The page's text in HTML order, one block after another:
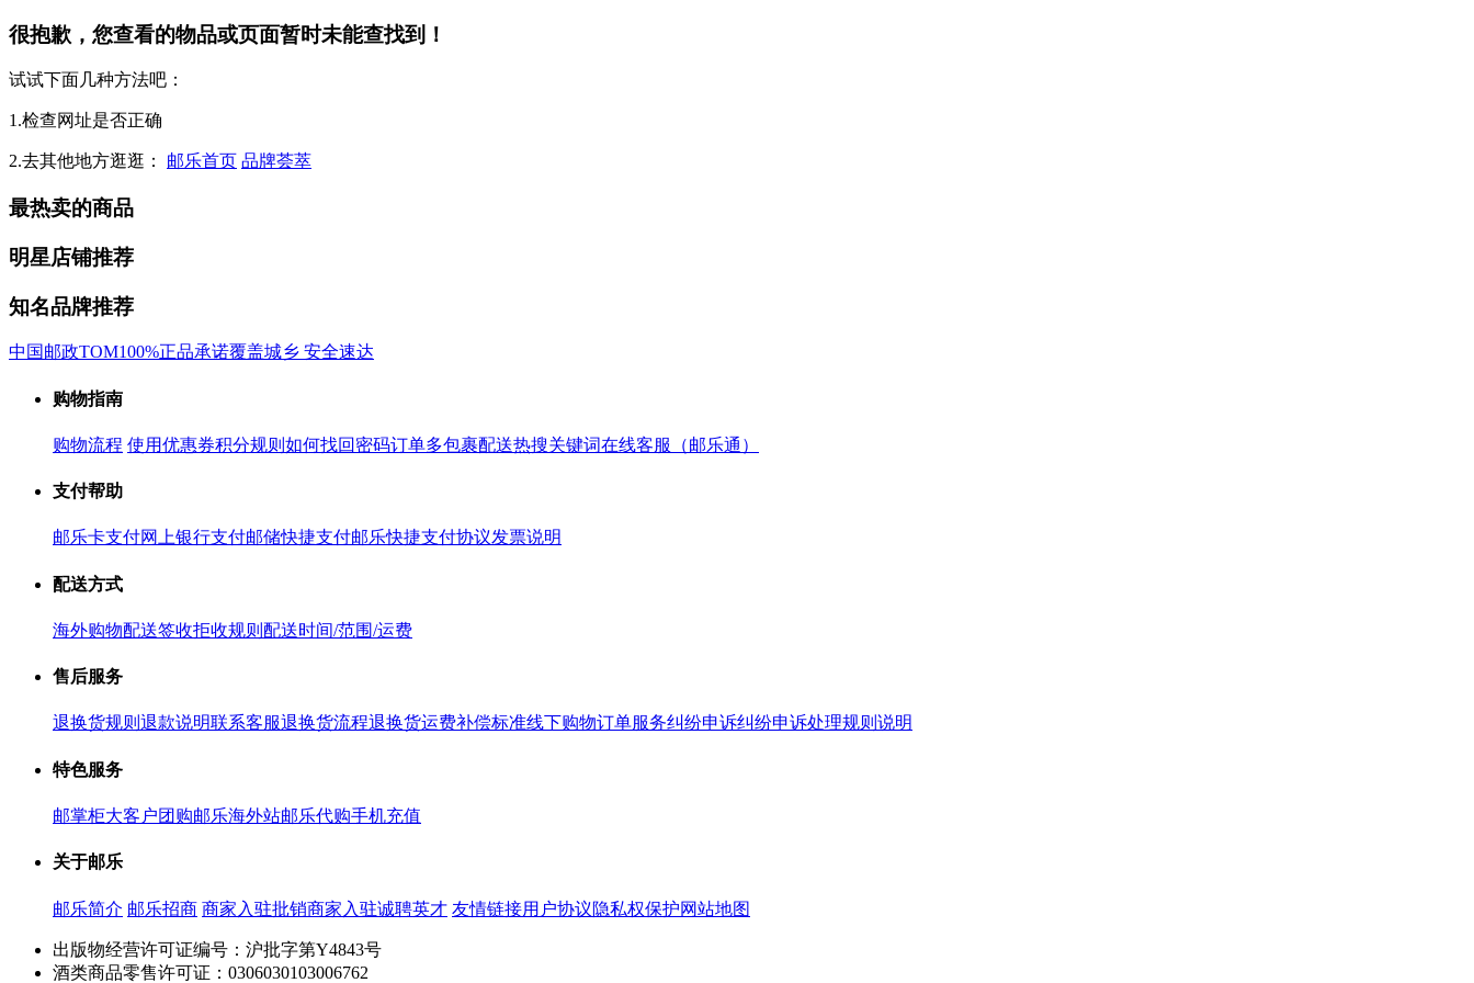
很抱歉，您查看的物品或页面暂时未能查找到！
试试下面几种方法吧：
1.检查网址是否正确
2.去其他地方逛逛： 邮乐首页 品牌荟萃
最热卖的商品
明星店铺推荐
知名品牌推荐
中国邮政TOM100%正品承诺覆盖城乡 安全速达
购物指南
购物流程 使用优惠券积分规则 如何找回密码订单多包裹配送热搜关键词在线客服（邮乐通）
支付帮助
邮乐卡支付网上银行支付邮储快捷支付邮乐快捷支付协议发票说明
配送方式
海外购物配送签收拒收规则 配送时间/范围/运费
售后服务
退换货规则 退款说明联系客服退换货流程退换货运费补偿标准线下购物订单服务纠纷申诉纠纷申诉处理规则说明
特色服务
邮掌柜大客户团购邮乐海外站邮乐代购手机充值
关于邮乐
邮乐简介 邮乐招商 商家入驻批销商家入驻诚聘英才 友情链接用户协议隐私权保护网站地图
出版物经营许可证编号：沪批字第Y4843号
酒类商品零售许可证：0306030103006762